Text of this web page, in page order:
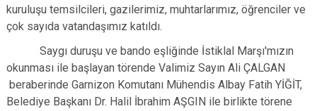
kuruluşu temsilcileri, gazilerimiz, muhtarlarımız, öğrenciler ve
çok sayıda vatandaşımız katıldı.
Saygı duruşu ve bando eşliğinde İstiklal Marşı'mızın
okunması ile başlayan törende Valimiz Sayın Ali ÇALGAN
beraberinde Garnizon Komutanı Mühendis Albay Fatih YİĞİT,
Belediye Başkanı Dr. Halil İbrahim AŞGIN ile birlikte törene